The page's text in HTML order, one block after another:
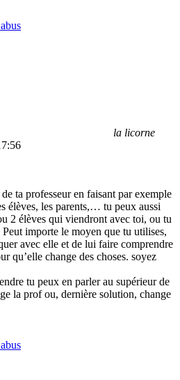
la licorne
ta professeur en faisant par exemple
élèves, les parents,… tu peux aussi
2 élèves qui viendront avec toi, ou tu
importe le moyen que tu utilises,
avec elle et de lui faire comprendre
qu’elle change des choses. soyez
tu peux en parler au supérieur de
la prof ou, dernière solution, change